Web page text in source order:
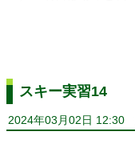
スキー実習14
2024年03月02日 12:30